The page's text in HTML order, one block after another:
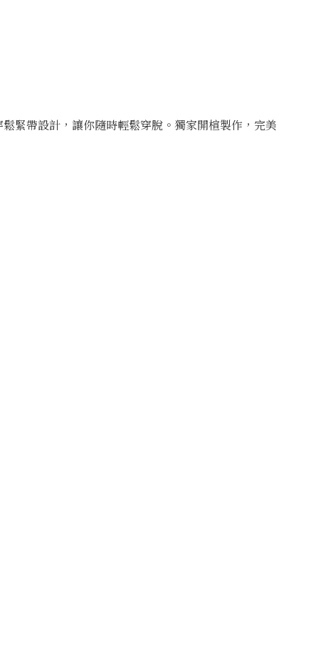
緊帶設計，讓你隨時輕鬆穿脫。獨家開楦製作，完美